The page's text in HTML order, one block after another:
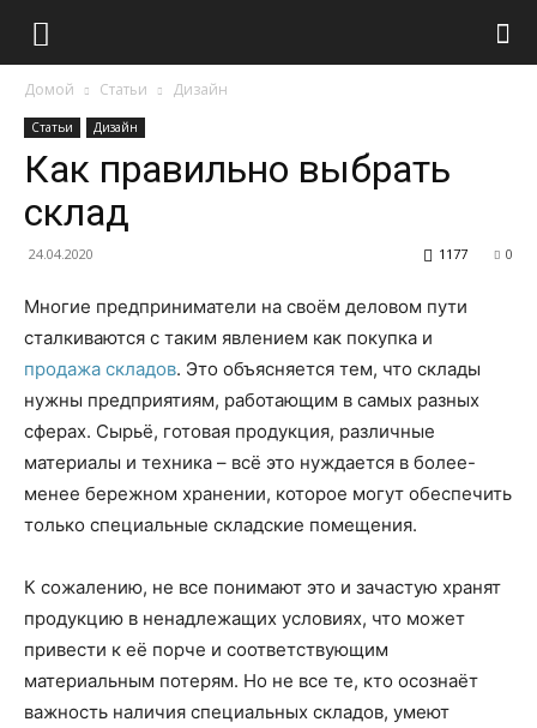
Домой Статьи Дизайн
Статьи Дизайн
Как правильно выбрать
склад
24.04.2020 0
1177
Многие предприниматели на своём деловом пути
сталкиваются с таким явлением как покупка и
продажа складов. Это объясняется тем, что склады
нужны предприятиям, работающим в самых разных
сферах. Сырьё, готовая продукция, различные
материалы и техника – всё это нуждается в более-
менее бережном хранении, которое могут обеспечить
только специальные складские помещения.
К сожалению, не все понимают это и зачастую хранят
продукцию в ненадлежащих условиях, что может
привести к её порче и соответствующим
материальным потерям. Но не все те, кто осознаёт
важность наличия специальных складов, умеют